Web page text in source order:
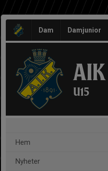
Dam Damjunior
AIK
U15
Hem
Nyheter